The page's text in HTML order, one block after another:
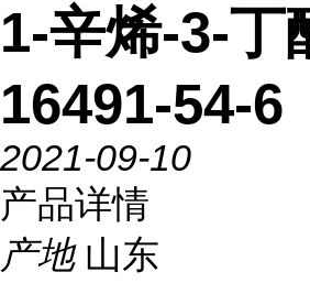
1-辛烯-3-丁
16491-54-6
2021-09-10
产品详情
产地 山东